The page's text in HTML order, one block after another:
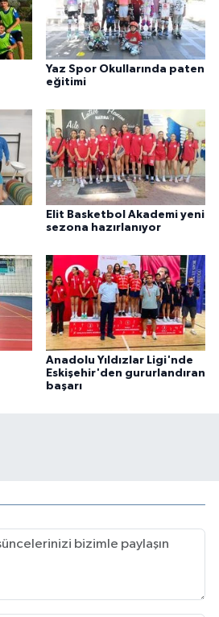
Yaz Spor Okullarında paten
eğitimi
Elit Basketbol Akademi yeni
sezona hazırlanıyor
Anadolu Yıldızlar Ligi'nde
Eskişehir'den gururlandıran
başarı